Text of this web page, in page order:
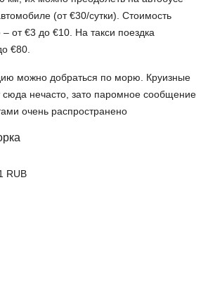
(от €30/сутки). Стоимость
– от €3 до €10. На такси поездка
€80.
можно добраться по морю. Круизные
нечасто, зато паромное сообщение
очень распространено
RUB